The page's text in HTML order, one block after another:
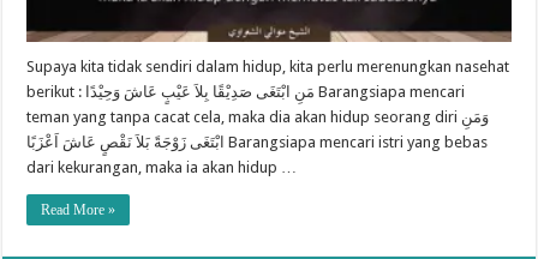
Supaya kita tidak sendiri dalam hidup, kita perlu merenungkan nasehat
berikut : مَنِ ابْتَغَى صَدِيْقًا بِلاَ عَيْبٍ عَاشَ وَحِيْدًا Barangsiapa mencari
teman yang tanpa cacat cela, maka dia akan hidup seorang diri وَمَنِ
ابْتَغَى زَوْجَةً بَلاَ نَقْصٍ عَاشَ اَعْزَبًا Barangsiapa mencari istri yang bebas
dari kekurangan, maka ia akan hidup …
Read More »